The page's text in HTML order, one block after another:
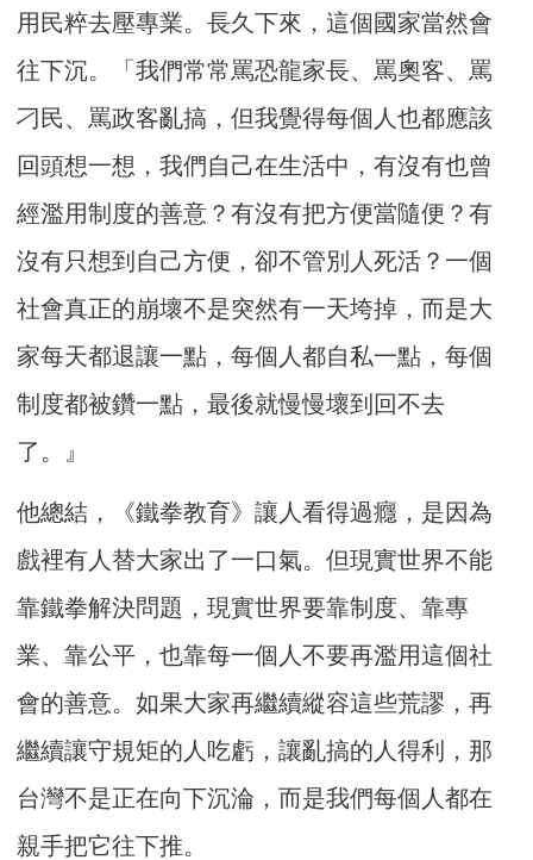
用民粹去壓專業。長久下來，這個國家當然會
往下沉。「我們常常罵恐龍家長、罵奧客、罵
刁民、罵政客亂搞，但我覺得每個人也都應該
回頭想一想，我們自己在生活中，有沒有也曾
經濫用制度的善意？有沒有把方便當隨便？有
沒有只想到自己方便，卻不管別人死活？一個
社會真正的崩壞不是突然有一天垮掉，而是大
家每天都退讓一點，每個人都自私一點，每個
制度都被鑽一點，最後就慢慢壞到回不去
了。』
他總結，《鐵拳教育》讓人看得過癮，是因為
戲裡有人替大家出了一口氣。但現實世界不能
靠鐵拳解決問題，現實世界要靠制度、靠專
業、靠公平，也靠每一個人不要再濫用這個社
會的善意。如果大家再繼續縱容這些荒謬，再
繼續讓守規矩的人吃虧，讓亂搞的人得利，那
台灣不是正在向下沉淪，而是我們每個人都在
親手把它往下推。